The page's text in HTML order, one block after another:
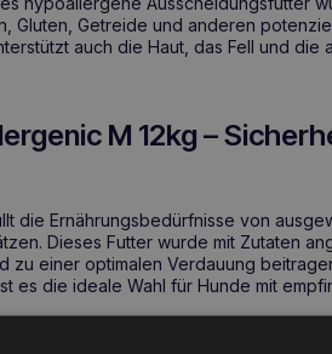
Gluten, Getreide und anderen
auch die Haut, das Fell und die
M 12kg –
die Ernährungsbedürfnisse von
Dieses Futter wurde mit Zutaten
zu einer optimalen Verdauung
es die ideale Wahl für Hunde mit